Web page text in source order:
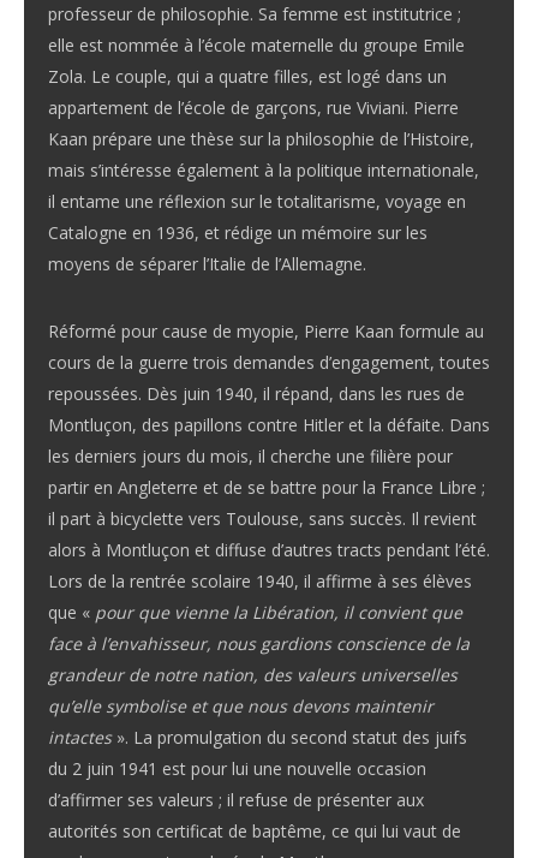
professeur de philosophie. Sa femme est institutrice ;
elle est nommée à l’école maternelle du groupe Emile
Zola. Le couple, qui a quatre filles, est logé dans un
appartement de l’école de garçons, rue Viviani. Pierre
Kaan prépare une thèse sur la philosophie de l’Histoire,
mais s’intéresse également à la politique internationale,
il entame une réflexion sur le totalitarisme, voyage en
Catalogne en 1936, et rédige un mémoire sur les
moyens de séparer l’Italie de l’Allemagne.
Réformé pour cause de myopie, Pierre Kaan formule au
cours de la guerre trois demandes d’engagement, toutes
repoussées. Dès juin 1940, il répand, dans les rues de
Montluçon, des papillons contre Hitler et la défaite. Dans
les derniers jours du mois, il cherche une filière pour
partir en Angleterre et de se battre pour la France Libre ;
il part à bicyclette vers Toulouse, sans succès. Il revient
alors à Montluçon et diffuse d’autres tracts pendant l’été.
Lors de la rentrée scolaire 1940, il affirme à ses élèves
que « pour que vienne la Libération, il convient que
face à l’envahisseur, nous gardions conscience de la
grandeur de notre nation, des valeurs universelles
qu’elle symbolise et que nous devons maintenir
intactes». La promulgation du second statut des juifs
du 2 juin 1941 est pour lui une nouvelle occasion
d’affirmer ses valeurs ; il refuse de présenter aux
autorités son certificat de baptême, ce qui lui vaut de